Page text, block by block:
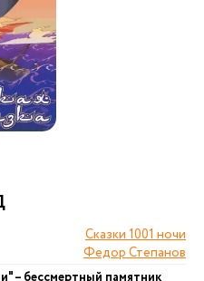
Сказки 1001 ночи
Федор Степанов
– бессмертный памятник